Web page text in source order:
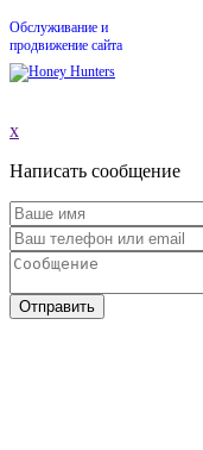
Обслуживание и
продвижение сайта
x
Написать сообщение
Отправить